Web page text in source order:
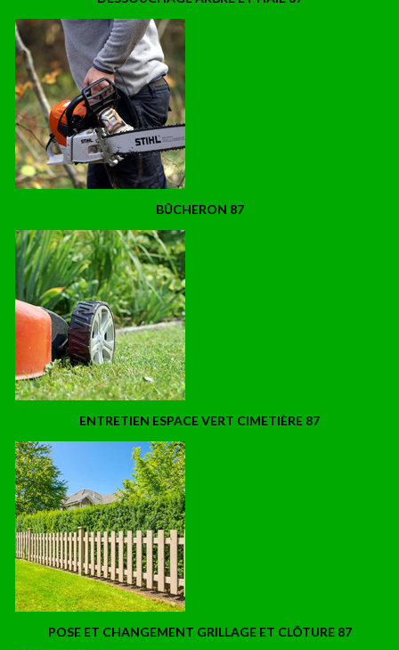
BÛCHERON 87
ENTRETIEN ESPACE VERT CIMETIÈRE 87
POSE ET CHANGEMENT GRILLAGE ET CLÔTURE 87